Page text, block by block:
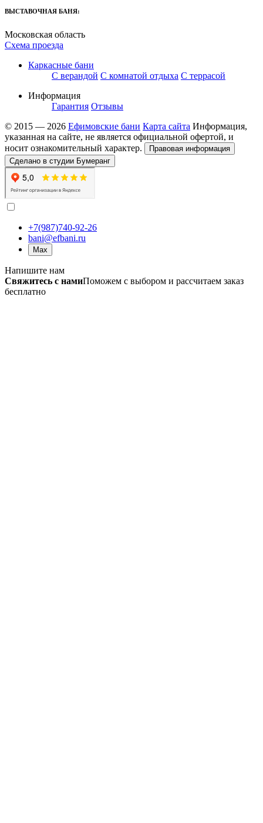
ВЫСТАВОЧНАЯ БАНЯ:
Московская область
Схема проезда
Каркасные бани
С верандой С комнатой отдыха С террасой
Информация
Гарантия Отзывы
© 2015 — 2026 Ефимовские бани Карта сайта Информация,
указанная на сайте, не является официальной офертой, и
носит ознакомительный характер.
Правовая информация
Сделано в студии Бумеранг
+7(987)740-92-26
bani@efbani.ru
Max
Напишите нам
Свяжитесь с намиПоможем с выбором и рассчитаем заказ
бесплатно